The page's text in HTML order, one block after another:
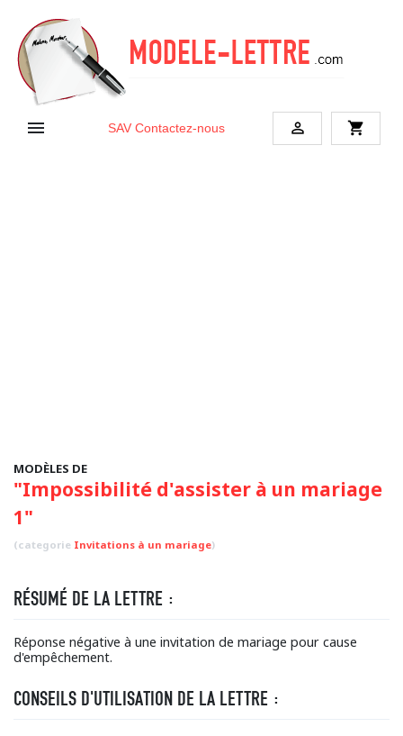
 SAV Contactez-nous  shopping_cart
MODÈLES DE
"Impossibilité d'assister à un mariage
1"
(categorie Invitations à un mariage)
RÉSUMÉ DE LA LETTRE :
Réponse négative à une invitation de mariage pour cause
d'empêchement.
CONSEILS D'UTILISATION DE LA LETTRE :